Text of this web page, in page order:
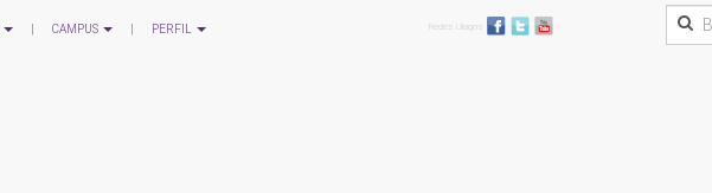
CAMPUS PERFIL Redes Ulagos